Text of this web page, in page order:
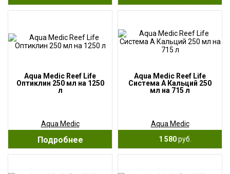
Aqua Medic Reef Life
Оптиклин 250 мл на 1250
л
Aqua Medic
Подробнее
Aqua Medic Reef Life
Система А Кальций 250
мл на 715 л
Aqua Medic
1 580руб.